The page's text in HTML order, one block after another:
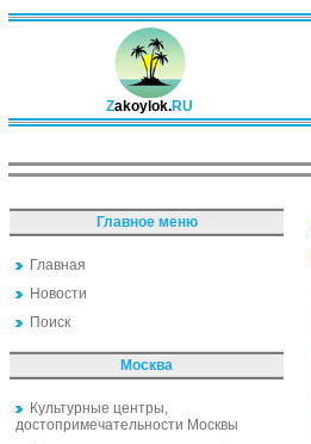
Zakoylok.RU
Главное меню
Главная
Новости
Поиск
Москва
Культурные центры,
достопримечательности Москвы